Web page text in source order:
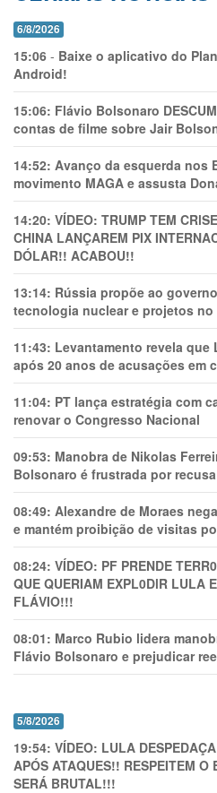
6/8/2026
15:06 - Baixe o aplicativo do
Android!
15:06: Flávio Bolsonaro
contas de filme sobre Jair
14:52: Avanço da esquerda nos
movimento MAGA e assusta
14:20: VÍDEO: TRUMP TEM
CHINA LANÇAREM PIX
DÓLAR!! ACABOU!!
13:14: Rússia propõe ao
tecnologia nuclear e projetos no
11:43: Levantamento revela
após 20 anos de acusações em
11:04: PT lança estratégia com
renovar o Congresso Nacional
09:53: Manobra de Nikolas
Bolsonaro é frustrada por
08:49: Alexandre de Moraes
e mantém proibição de visitas
08:24: VÍDEO: PF PRENDE
QUE QUERIAM EXPL0DlR LULA
FLÁVIO!!!
08:01: Marco Rubio lidera
Flávio Bolsonaro e prejudicar
5/8/2026
19:54: VÍDEO: LULA
APÓS ATAQUES!! RESPEITEM
SERÁ BRUTAL!!!